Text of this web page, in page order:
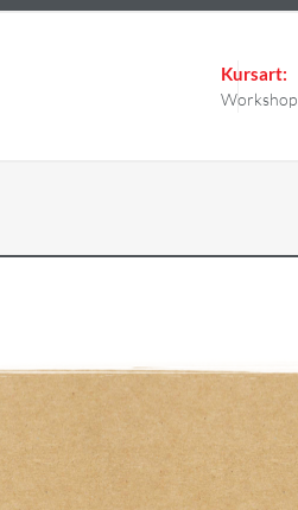
Kursart:
Workshop